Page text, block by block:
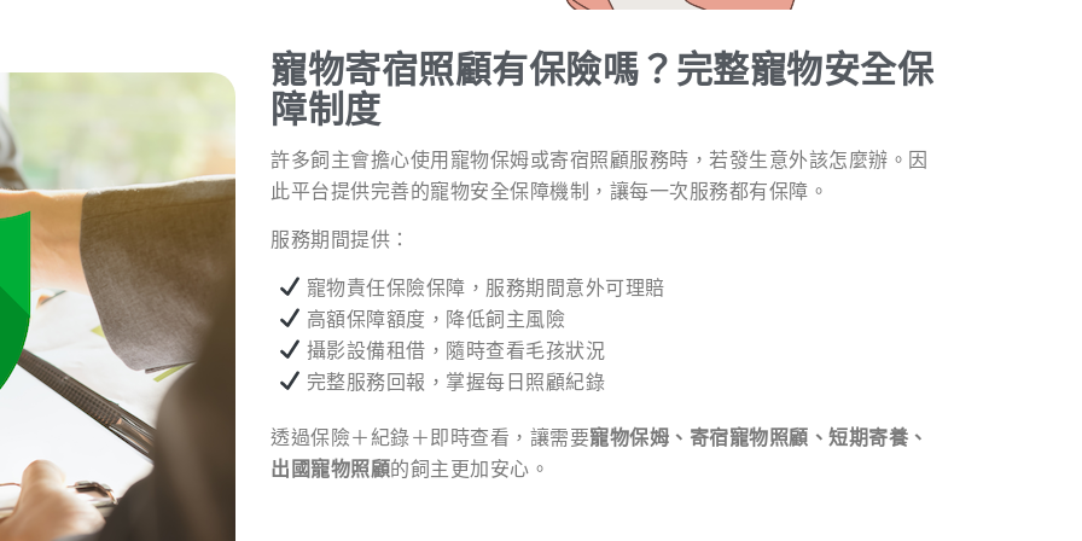
寵物寄宿照顧有保險嗎？完整寵物安全保
障制度
許多飼主會擔心使用寵物保姆或寄宿照顧服務時，若發生意外該怎麼辦。因
此平台提供完善的寵物安全保障機制，讓每一次服務都有保障。
服務期間提供：
寵物責任保險保障，服務期間意外可理賠
高額保障額度，降低飼主風險
攝影設備租借，隨時查看毛孩狀況
完整服務回報，掌握每日照顧紀錄
透過保險＋紀錄＋即時查看，讓需要寵物保姆、寄宿寵物照顧、短期寄養、
出國寵物照顧的飼主更加安心。